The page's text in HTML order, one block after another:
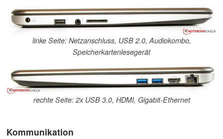
linke Seite: Netzanschluss, USB 2.0, Audiokombo,
Speicherkartenlesegerät
rechte Seite: 2x USB 3.0, HDMI, Gigabit-Ethernet
Kommunikation